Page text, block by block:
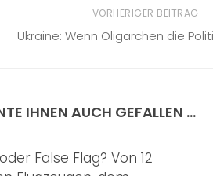
VORHERIGER BEITRAG
Ukraine: Wenn Oligarchen die
IHNEN AUCH GEFALLEN …
False Flag? Von 12